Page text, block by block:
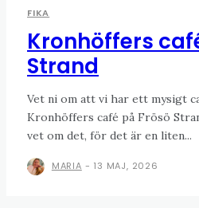
FIKA
Kronhöffers
Strand
Vet ni om att vi har ett mysigt
Kronhöffers café på Frösö
vet om det, för det är en liten...
MARIA - 13 MAJ, 2026